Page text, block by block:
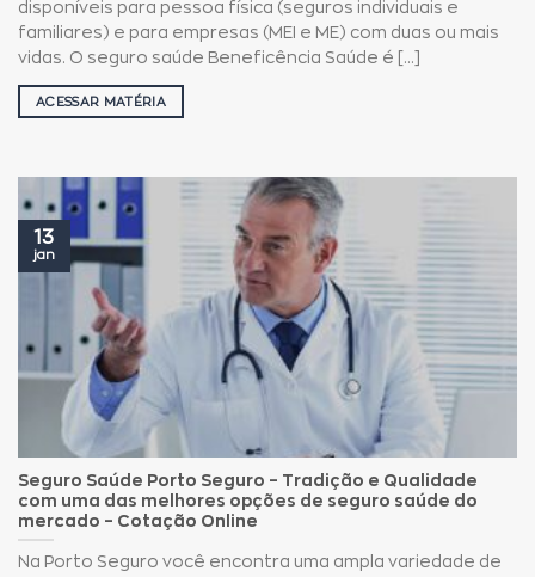
disponíveis para pessoa física (seguros individuais e
familiares) e para empresas (MEI e ME) com duas ou mais
vidas. O seguro saúde Beneficência Saúde é [...]
ACESSAR MATÉRIA
Seguro Saúde Porto Seguro – Tradição e Qualidade
com uma das melhores opções de seguro saúde do
mercado – Cotação Online
Na Porto Seguro você encontra uma ampla variedade de
13
jan